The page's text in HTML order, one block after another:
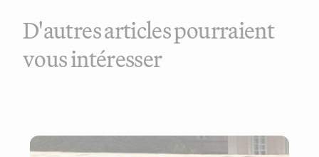
D'autres articles pourraient
vous intéresser